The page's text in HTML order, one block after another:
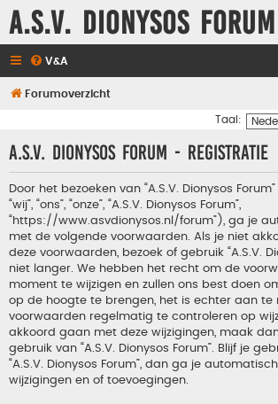
A.S.V. Dionysos Forum
V&A
Forumoverzicht
Taal:
A.S.V. Dionysos Forum - Registratie
Door het bezoeken van “A.S.V. Dionysos
“wij”, “ons”, “onze”, “A.S.V. Dionysos Forum”,
“https://www.asvdionysos.nl/forum”), ga je
met de volgende voorwaarden. Als je niet
deze voorwaarden, bezoek of gebruik “A.S.V.
niet langer. We hebben het recht om de
moment te wijzigen en zullen ons best doen
op de hoogte te brengen, het is echter aan te
voorwaarden regelmatig te controleren op
akkoord gaan met deze wijzigingen, maak
gebruik van “A.S.V. Dionysos Forum”. Blijf je
“A.S.V. Dionysos Forum”, dan ga je
wijzigingen en of toevoegingen.